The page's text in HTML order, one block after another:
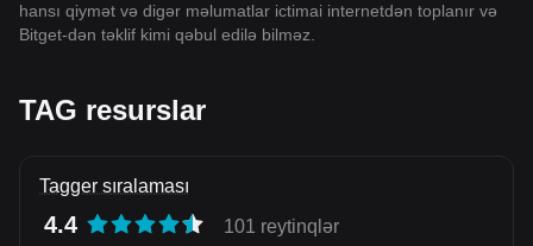
hansı qiymət və digər məlumatlar ictimai internetdən toplanır və
Bitget-dən təklif kimi qəbul edilə bilməz.
TAG resurslar
Tagger sıralaması
4.4 101 reytinqlər